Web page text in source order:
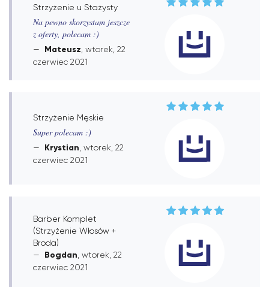
Strzyżenie u Stażysty
Na pewno skorzystam jeszcze
z oferty, polecam :)
Mateusz , wtorek, 22
czerwiec 2021
Strzyżenie Męskie
Super polecam :)
Krystian , wtorek, 22
czerwiec 2021
Barber Komplet
(Strzyżenie Włosów +
Broda)
Bogdan , wtorek, 22
czerwiec 2021